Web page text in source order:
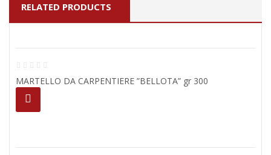
RELATED PRODUCTS
MARTELLO DA CARPENTIERE ”BELLOTA” gr 300